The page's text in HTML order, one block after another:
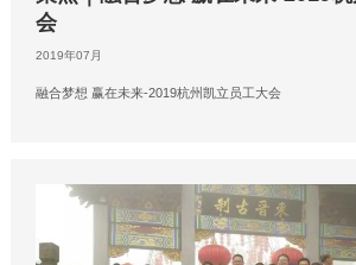
会
2019年07月
融合梦想 赢在未来-2019杭州凯立员工大会